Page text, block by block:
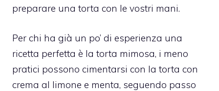
preparare una torta con le vostri mani.
Per chi ha già un po’ di esperienza una
ricetta perfetta è la torta mimosa, i meno
pratici possono cimentarsi con la torta con
crema al limone e menta, seguendo passo